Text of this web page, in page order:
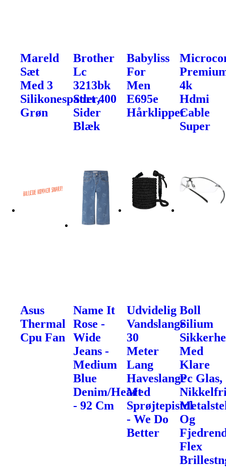
Mareld
Sæt
Med 3
Silikonespatler,
Grøn
Brother
Lc
3213bk
Sort 400
Sider
Blæk
Babyliss
For
Men
E695e
Hårklipper
4k
Hdmi
Cable
Super
Asus
Thermal
Cpu Fan
Name It
Rose -
Wide
Jeans -
Medium
Blue
Denim/Heart
- 92 Cm
Udvidelig
Vandslange
30
Meter
Lang
Haveslange
Med
Sprøjtepistol
- We Do
Better
Boll
Silium
Med
Klare
Pc Glas,
Og
Flex